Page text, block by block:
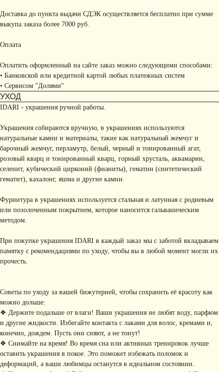
Доставка до пункта выдачи СДЭК осуществляется бесплатно при сумме
выкупа заказа более 7000 руб.
Оплата
Оплатить оформленный на сайте заказ можно следующими способами:
• Банковской или кредитной картой любых платежных систем
• Сервисом "Долями"
УХОД
IDARI - украшения ручной работы.
Украшения собираются вручную, в украшениях используются
натуральные камни и материалы, такие как натуральный жемчуг и
барочный жемчуг, перламутр, белый, черный и тонированный агат,
розовый кварц и тонированный кварц, горный хрусталь, аквамарин,
селенит, кубический цирконий (фианиты), гематин (синтетический
гематит), кахалонг, яшма и другие камни.
Фурнитура в украшениях используется стальная и латунная с родиевым
или позолоченным покрытием, которое наносится гальваническим
методом.
При покупке украшения IDARI в каждый заказ мы с заботой вкладываем
памятку с рекомендациями по уходу, чтобы вы в любой момент могли их
прочесть.
Советы по уходу за вашей бижутерией, чтобы сохранить её красоту как
можно дольше:
❖ Держите подальше от влаги! Ваши украшения не любят воду, парфюм
и другие жидкости. Избегайте контакта с лаками для волос, кремами и,
конечно, дождем. Пусть они сияют, а не тонут!
❖ Снимайте на время! Во время сна или активных тренировок лучше
оставить украшения в покое. Это поможет избежать поломок и
деформаций, а ваши любимцы останутся в идеальном состоянии.
idari.brand@mail.ru
+ 7 (916) 958-00-78
КОНТАКТЫ
РАЗДЕЛЫ ИНТЕРНЕТ-